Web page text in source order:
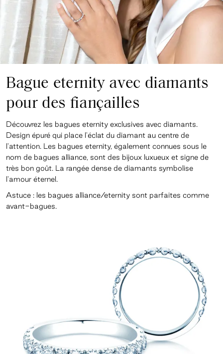
Bague eternity avec diamants
pour des fiançailles
Découvrez les bagues eternity exclusives avec diamants.
Design épuré qui place l'éclat du diamant au centre de
l'attention. Les bagues eternity, également connues sous le
nom de bagues alliance, sont des bijoux luxueux et signe de
très bon goût. La rangée dense de diamants symbolise
l'amour éternel.
Astuce : les bagues alliance/eternity sont parfaites comme
avant-bagues.